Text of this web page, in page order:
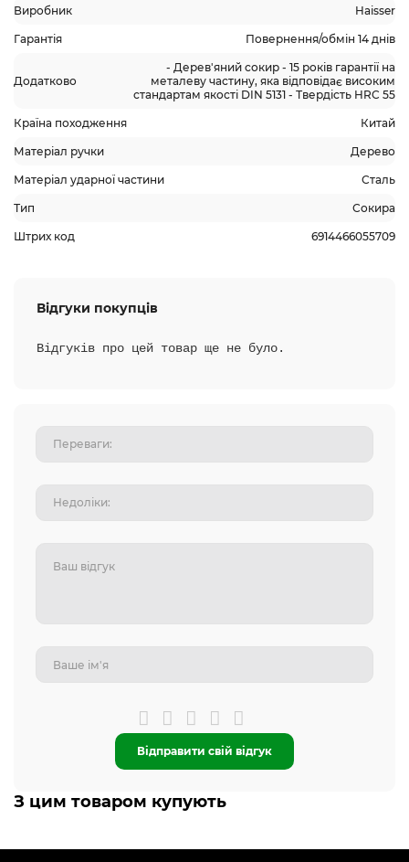
Виробник Haisser
Гарантія Повернення/обмін 14 днів
Додатково
- Дерев'яний сокир - 15 років гарантії на
металеву частину, яка відповідає високим
стандартам якості DIN 5131 - Твердість HRC 55
Країна походження Китай
Матеріал ручки Дерево
Матеріал ударної частини Сталь
Тип Сокира
Штрих код 6914466055709
Відгуки покупців
Відгуків про цей товар ще не було.
Відправити свій відгук
З цим товаром купують